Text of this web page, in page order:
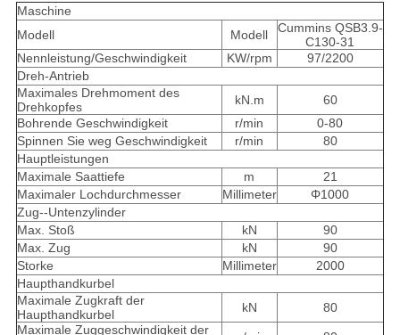
Maschine
Modell
Modell
Cummins QSB3.9-
C130-31
Nennleistung/Geschwindigkeit
KW/rpm
97/2200
Dreh-Antrieb
Maximales Drehmoment des
Drehkopfes
kN.m
60
Bohrende Geschwindigkeit
r/min
0-80
Spinnen Sie weg Geschwindigkeit
r/min
80
Hauptleistungen
Maximale Saattiefe
m
21
Maximaler Lochdurchmesser
Millimeter
Φ1000
Zug--Untenzylinder
Max. Stoß
kN
90
Max. Zug
kN
90
Storke
Millimeter
2000
Haupthandkurbel
Maximale Zugkraft der
Haupthandkurbel
kN
80
Maximale Zuggeschwindigkeit der